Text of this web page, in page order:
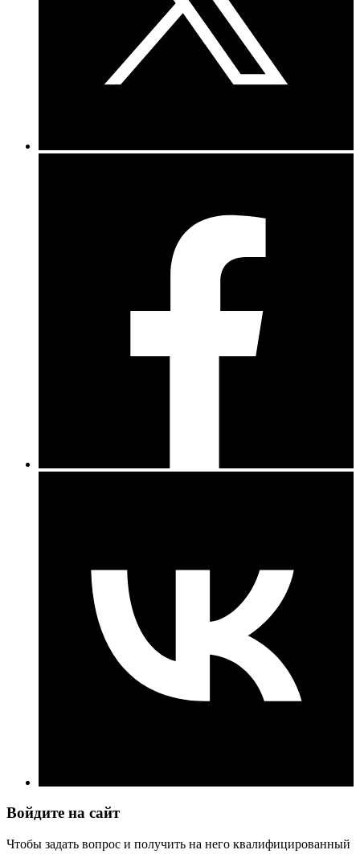
Войдите на сайт
Чтобы задать вопрос и получить на него квалифицированный